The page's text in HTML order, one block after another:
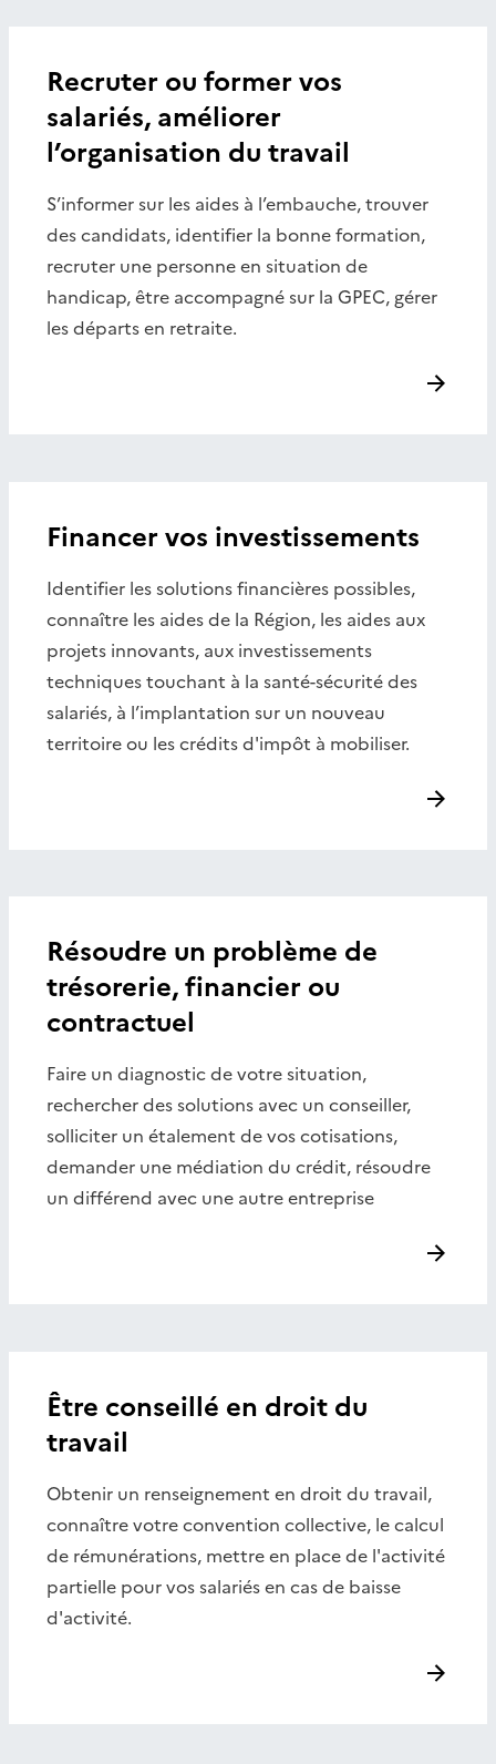
Recruter ou former vos
salariés, améliorer
l’organisation du travail
S’informer sur les aides à l’embauche, trouver
des candidats, identifier la bonne formation,
recruter une personne en situation de
handicap, être accompagné sur la GPEC, gérer
les départs en retraite.
Financer vos investissements
Identifier les solutions financières possibles,
connaître les aides de la Région, les aides aux
projets innovants, aux investissements
techniques touchant à la santé-sécurité des
salariés, à l’implantation sur un nouveau
territoire ou les crédits d'impôt à mobiliser.
Résoudre un problème de
trésorerie, financier ou
contractuel
Faire un diagnostic de votre situation,
rechercher des solutions avec un conseiller,
solliciter un étalement de vos cotisations,
demander une médiation du crédit, résoudre
un différend avec une autre entreprise
Être conseillé en droit du
travail
Obtenir un renseignement en droit du travail,
connaître votre convention collective, le calcul
de rémunérations, mettre en place de l'activité
partielle pour vos salariés en cas de baisse
d'activité.